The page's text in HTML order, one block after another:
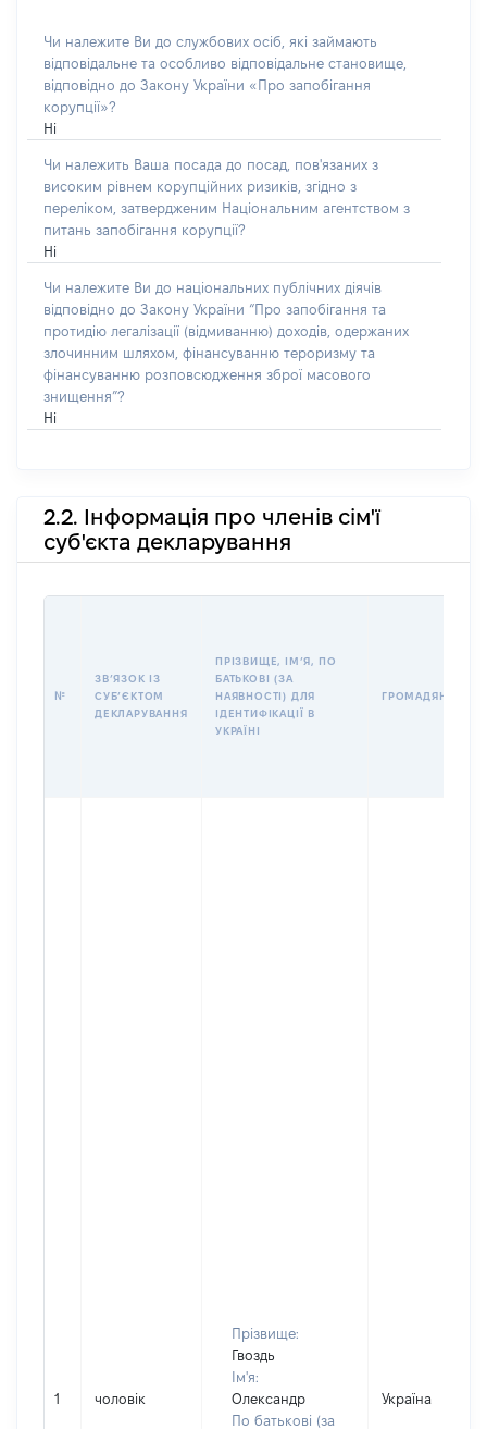
Чи належите Ви до службових осіб, які займають
відповідальне та особливо відповідальне становище,
відповідно до Закону України «Про запобігання
корупції»?
Ні
Чи належить Ваша посада до посад, пов'язаних з
високим рівнем корупційних ризиків, згідно з
переліком, затвердженим Національним агентством з
питань запобігання корупції?
Ні
Чи належите Ви до національних публічних діячів
відповідно до Закону України “Про запобігання та
протидію легалізації (відмиванню) доходів, одержаних
злочинним шляхом, фінансуванню тероризму та
фінансуванню розповсюдження зброї масового
знищення”?
Ні
2.2. Інформація про членів сім'ї
суб'єкта декларування
№
ЗВʼЯЗОК ІЗ
СУБʼЄКТОМ
ДЕКЛАРУВАННЯ
ПРІЗВИЩЕ, ІМʼЯ, ПО
БАТЬКОВІ (ЗА
НАЯВНОСТІ) ДЛЯ
ІДЕНТИФІКАЦІЇ В
УКРАЇНІ
ГРОМАДЯНСТВО
1 чоловік
Прізвище:
Гвоздь
Ім'я:
Олександр
По батькові (за
Україна